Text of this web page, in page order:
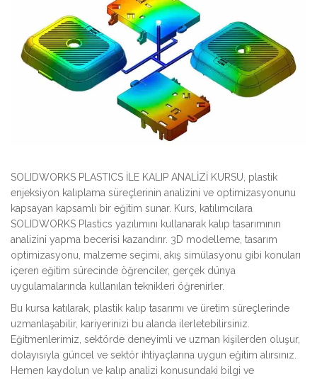
SOLIDWORKS PLASTICS İLE KALIP ANALİZİ KURSU, plastik
enjeksiyon kalıplama süreçlerinin analizini ve optimizasyonunu
kapsayan kapsamlı bir eğitim sunar. Kurs, katılımcılara
SOLIDWORKS Plastics yazılımını kullanarak kalıp tasarımının
analizini yapma becerisi kazandırır. 3D modelleme, tasarım
optimizasyonu, malzeme seçimi, akış simülasyonu gibi konuları
içeren eğitim sürecinde öğrenciler, gerçek dünya
uygulamalarında kullanılan teknikleri öğrenirler.
Bu kursa katılarak, plastik kalıp tasarımı ve üretim süreçlerinde
uzmanlaşabilir, kariyerinizi bu alanda ilerletebilirsiniz.
Eğitmenlerimiz, sektörde deneyimli ve uzman kişilerden oluşur,
dolayısıyla güncel ve sektör ihtiyaçlarına uygun eğitim alırsınız.
Hemen kaydolun ve kalıp analizi konusundaki bilgi ve